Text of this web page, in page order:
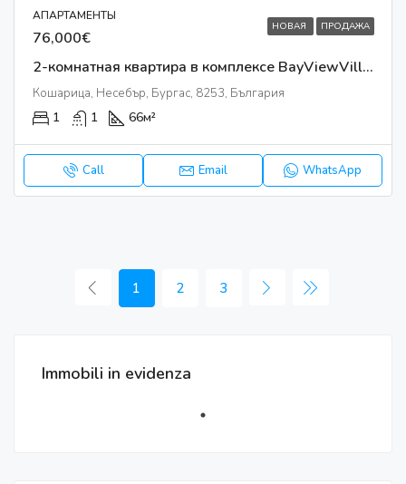
НОВАЯ ПРОДАЖА
АПАРТАМЕНТЫ
76,000€
2-комнатная квартира в комплексе BayViewVillas
Кошарица, Несебър, Бургас, 8253, България
1 1 66м²
Call Email WhatsApp
1 2 3
Immobili in evidenza